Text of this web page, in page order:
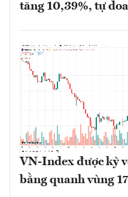
tăng 10,39%, tự
VN-Index được kỳ
bằng quanh vùng